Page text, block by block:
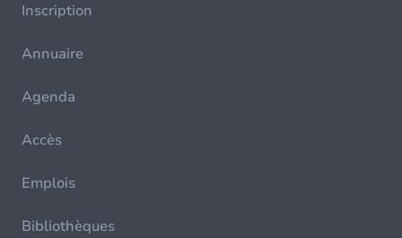
Inscription
Annuaire
Agenda
Accès
Emplois
Bibliothèques